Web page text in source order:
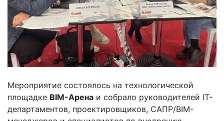
Мероприятие состоялось на технологической
площадке BIM-Арена и собрало руководителей IT-
департаментов, проектировщиков, САПР/BIM-